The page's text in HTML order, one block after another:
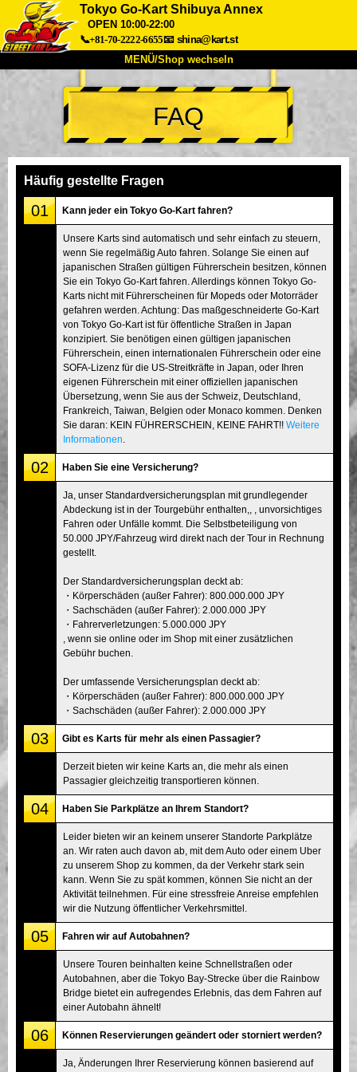
Tokyo Go-Kart Shibuya Annex
OPEN 10:00-22:00
📞+81-70-2222-6655📧 shina@kart.st
MENÜ/Shop wechseln
Über uns Spezifikationen Preise
Anfahrt Bewertungen
Shop wechseln
Tokio Shinagawa Tokio Akihabara#1
Tokio Akihabara#2 Tokio Shibuya
Tokio Shibuya Annex Tokio Bucht
Tokio Asakusa Osaka
Okinawa
FAQ
Häufig gestellte Fragen
01 Kann jeder ein Tokyo Go-Kart fahren?
Unsere Karts sind automatisch und sehr einfach zu steuern,
wenn Sie regelmäßig Auto fahren. Solange Sie einen auf
japanischen Straßen gültigen Führerschein besitzen, können
Sie ein Tokyo Go-Kart fahren. Allerdings können Tokyo Go-
Karts nicht mit Führerscheinen für Mopeds oder Motorräder
gefahren werden. Achtung: Das maßgeschneiderte Go-Kart
von Tokyo Go-Kart ist für öffentliche Straßen in Japan
konzipiert. Sie benötigen einen gültigen japanischen
Führerschein, einen internationalen Führerschein oder eine
SOFA-Lizenz für die US-Streitkräfte in Japan, oder Ihren
eigenen Führerschein mit einer offiziellen japanischen
Übersetzung, wenn Sie aus der Schweiz, Deutschland,
Frankreich, Taiwan, Belgien oder Monaco kommen. Denken
Sie daran: KEIN FÜHRERSCHEIN, KEINE FAHRT!! Weitere
Informationen
02 Haben Sie eine Versicherung?
Ja, unser Standardversicherungsplan mit grundlegender
Abdeckung ist in der Tourgebühr enthalten,, , unvorsichtiges
Fahren oder Unfälle kommt. Die Selbstbeteiligung von
50.000 JPY/Fahrzeug wird direkt nach der Tour in Rechnung
gestellt.
Der Standardversicherungsplan deckt ab:
・Körperschäden (außer Fahrer): 800.000.000 JPY
・Sachschäden (außer Fahrer): 2.000.000 JPY
・Fahrerverletzungen: 5.000.000 JPY
, wenn sie online oder im Shop mit einer zusätzlichen
Gebühr buchen.
Der umfassende Versicherungsplan deckt ab:
・Körperschäden (außer Fahrer): 800.000.000 JPY
・Sachschäden (außer Fahrer): 2.000.000 JPY
03 Gibt es Karts für mehr als einen Passagier?
Derzeit bieten wir keine Karts an, die mehr als einen
Passagier gleichzeitig transportieren können.
04 Haben Sie Parkplätze an Ihrem Standort?
Leider bieten wir an keinem unserer Standorte Parkplätze
an. Wir raten auch davon ab, mit dem Auto oder einem Uber
zu unserem Shop zu kommen, da der Verkehr stark sein
kann. Wenn Sie zu spät kommen, können Sie nicht an der
Aktivität teilnehmen. Für eine stressfreie Anreise empfehlen
wir die Nutzung öffentlicher Verkehrsmittel.
05 Fahren wir auf Autobahnen?
Unsere Touren beinhalten keine Schnellstraßen oder
Autobahnen, aber die Tokyo Bay-Strecke über die Rainbow
Bridge bietet ein aufregendes Erlebnis, das dem Fahren auf
einer Autobahn ähnelt!
06 Können Reservierungen geändert oder storniert werden?
Ja, Änderungen Ihrer Reservierung können basierend auf